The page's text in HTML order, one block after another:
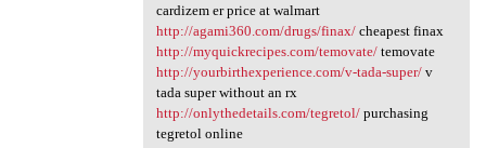
cardizem er price at walmart
http://agami360.com/drugs/finax/cheapest finax
http://myquickrecipes.com/temovate/temovate
http://yourbirthexperience.com/v-tada-super/v
tada super without an rx
http://onlythedetails.com/tegretol/purchasing
tegretol online